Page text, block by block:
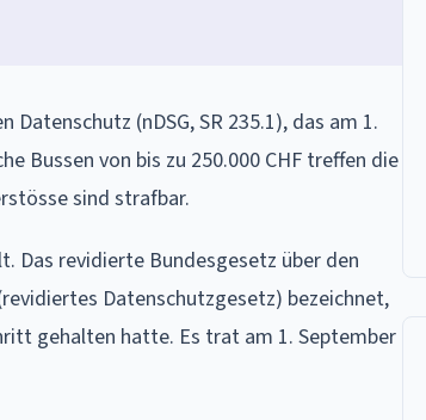
(nDSG, SR 235.1), das am 1.
Bussen von bis zu 250.000 CHF treffen die
sind strafbar.
Das revidierte Bundesgesetz über den
Datenschutzgesetz) bezeichnet,
gehalten hatte. Es trat am 1. September